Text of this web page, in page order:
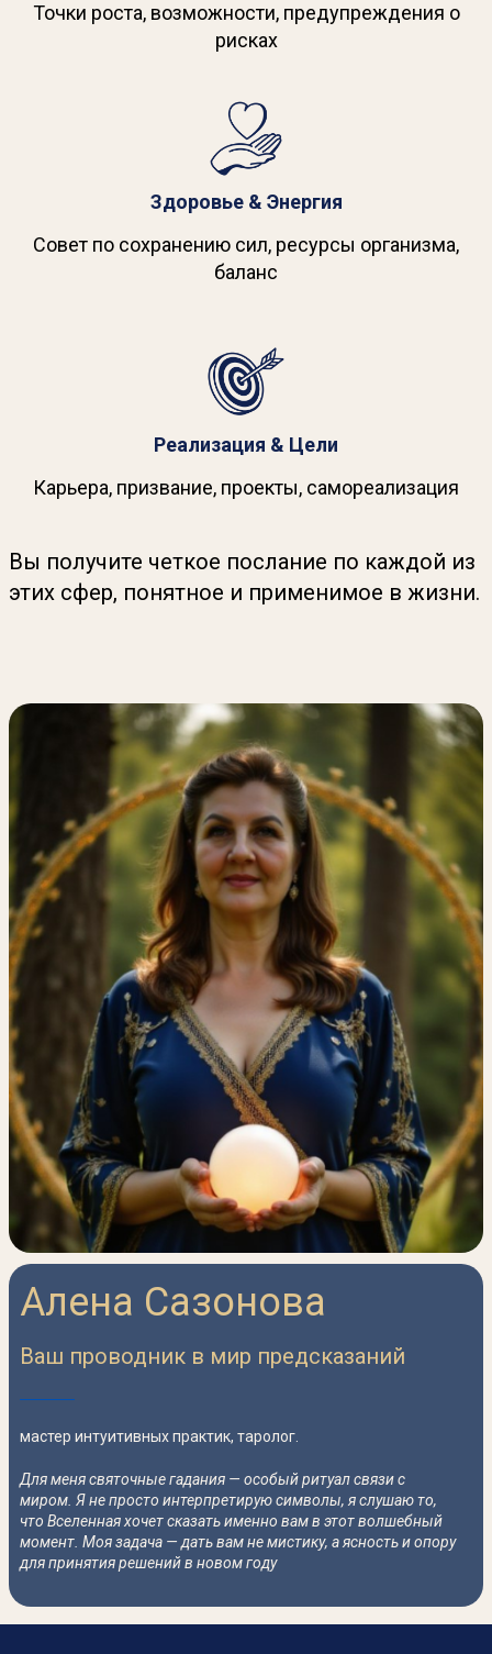
Точки роста, возможности, предупреждения о
рисках
Здоровье & Энергия
Совет по сохранению сил, ресурсы организма,
баланс
Реализация & Цели
Карьера, призвание, проекты, самореализация
Вы получите четкое послание по каждой из
этих сфер, понятное и применимое в жизни.
Алена Сазонова
Ваш проводник в мир предсказаний
мастер интуитивных практик, таролог.
Для меня святочные гадания — особый ритуал связи с
миром. Я не просто интерпретирую символы, я слушаю то,
что Вселенная хочет сказать именно вам в этот волшебный
момент. Моя задача — дать вам не мистику, а ясность и опору
для принятия решений в новом году